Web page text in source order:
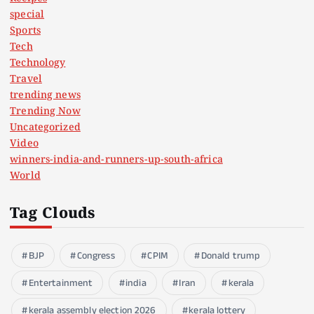
special
Sports
Tech
Technology
Travel
trending news
Trending Now
Uncategorized
Video
winners-india-and-runners-up-south-africa
World
Tag Clouds
BJP Congress CPIM
Donald trump
Entertainment
india Iran
kerala
kerala assembly election 2026
kerala lottery